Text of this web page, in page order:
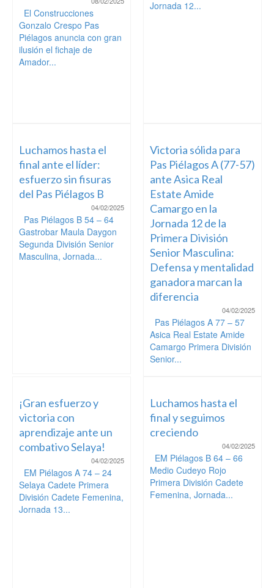
El Construcciones
Gonzalo Crespo Pas
Piélagos anuncia con gran
ilusión el fichaje de
Amador...
Jornada 12...
Luchamos hasta el
final ante el líder:
esfuerzo sin fisuras
del Pas Piélagos B
04/02/2025
Pas Piélagos B 54 – 64
Gastrobar Maula Daygon
Segunda División Senior
Masculina, Jornada...
Victoria sólida para
Pas Piélagos A (77-57)
ante Asica Real
Estate Amide
Camargo en la
Jornada 12 de la
Primera División
Senior Masculina:
Defensa y mentalidad
ganadora marcan la
diferencia
04/02/2025
Pas Piélagos A 77 – 57
Asica Real Estate Amide
Camargo Primera División
Senior...
¡Gran esfuerzo y
victoria con
aprendizaje ante un
combativo Selaya!
04/02/2025
EM Piélagos A 74 – 24
Selaya Cadete Primera
División Cadete Femenina,
Jornada 13...
Luchamos hasta el
final y seguimos
creciendo
04/02/2025
EM Piélagos B 64 – 66
Medio Cudeyo Rojo
Primera División Cadete
Femenina, Jornada...